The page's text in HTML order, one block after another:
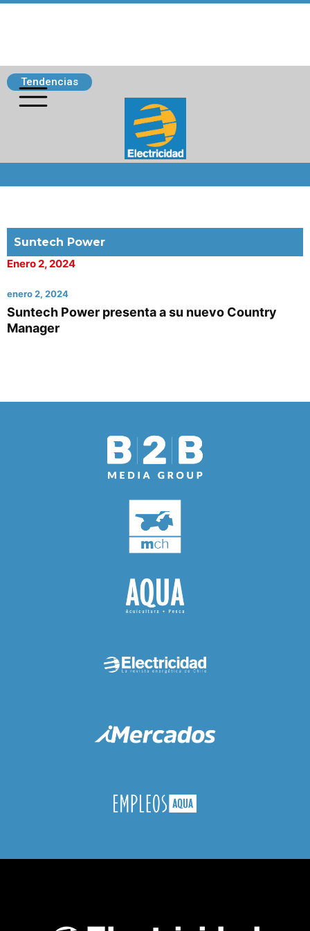
Tendencias
Suntech Power
Enero 2, 2024
enero 2, 2024
Suntech Power presenta a su nuevo Country
Manager